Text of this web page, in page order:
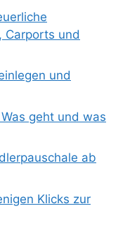
Carports und
und
geht und was
ab
Klicks zur